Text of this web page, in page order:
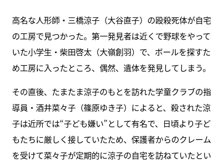
高名な人形師・三橋涼子（大谷直子）の殴殺死体が自宅
の工房で見つかった。第一発見者は近くで野球をやって
いた小学生・柴田啓太（大嶺創羽）で、ボールを探すた
め工房に入ったところ、偶然、遺体を発見してしまう。
その直後、たまたま涼子のもとを訪れた学童クラブの指
導員・酒井菜々子（篠原ゆき子）によると、殺された涼
子は近所では“子ども嫌い”として有名で、日頃より子ど
もたちに厳しく接していたため、保護者からのクレーム
を受けて菜々子が定期的に涼子の自宅を訪ねていたとい